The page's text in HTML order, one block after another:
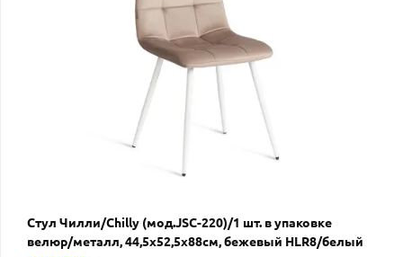
Стул Чилли/Chilly (мод.JSC-220)/1 шт. в упаковке
велюр/металл, 44,5х52,5х88см, бежевый HLR8/белый